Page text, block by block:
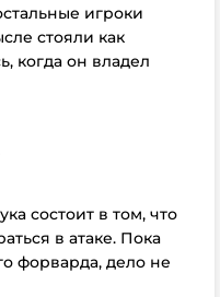
игроки
стояли как
когда он владел
состоит в том, что
в атаке. Пока
форварда, дело не